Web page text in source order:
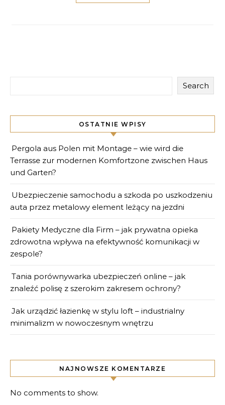
Search
OSTATNIE WPISY
Pergola aus Polen mit Montage – wie wird die
Terrasse zur modernen Komfortzone zwischen Haus
und Garten?
Ubezpieczenie samochodu a szkoda po uszkodzeniu
auta przez metalowy element leżący na jezdni
Pakiety Medyczne dla Firm – jak prywatna opieka
zdrowotna wpływa na efektywność komunikacji w
zespole?
Tania porównywarka ubezpieczeń online – jak
znaleźć polisę z szerokim zakresem ochrony?
Jak urządzić łazienkę w stylu loft – industrialny
minimalizm w nowoczesnym wnętrzu
NAJNOWSZE KOMENTARZE
No comments to show.